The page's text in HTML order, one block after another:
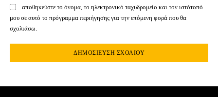
αποθηκεύστε το όνομα, το ηλεκτρονικό ταχυδρομείο και τον ιστότοπό
μου σε αυτό το πρόγραμμα περιήγησης για την επόμενη φορά που θα
σχολιάσω.